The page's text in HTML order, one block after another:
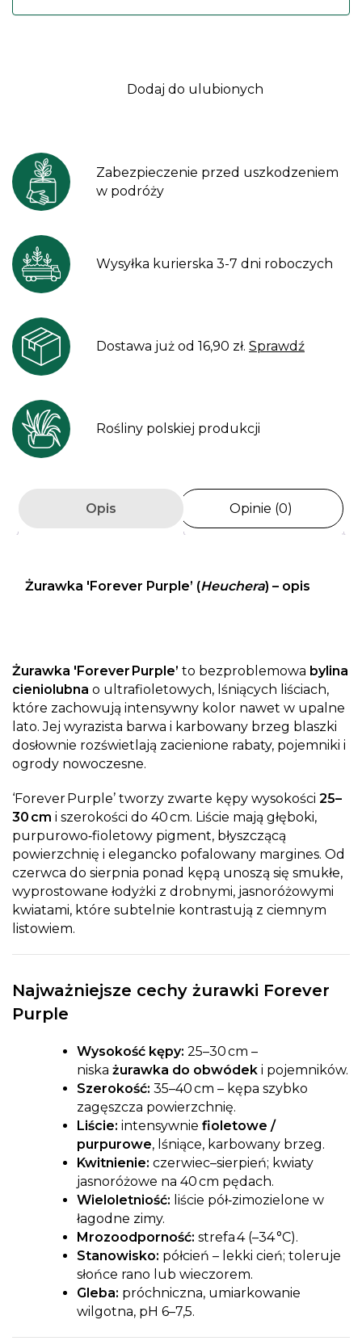
Dodaj do ulubionych
Zabezpieczenie przed uszkodzeniem
w podróży
Wysyłka kurierska 3-7 dni roboczych
Dostawa już od 16,90 zł. Sprawdź
Rośliny polskiej produkcji
Opis Opinie (0)
Żurawka 'Forever Purple’ (Heuchera) – opis
Żurawka 'Forever Purple’ to bezproblemowa bylina
cieniolubna o ultrafioletowych, lśniących liściach,
które zachowują intensywny kolor nawet w upalne
lato. Jej wyrazista barwa i karbowany brzeg blaszki
dosłownie rozświetlają zacienione rabaty, pojemniki i
ogrody nowoczesne.
‘Forever Purple’ tworzy zwarte kępy wysokości 25–
30 cm i szerokości do 40 cm. Liście mają głęboki,
purpurowo‑fioletowy pigment, błyszczącą
powierzchnię i elegancko pofalowany margines. Od
czerwca do sierpnia ponad kępą unoszą się smukłe,
wyprostowane łodyżki z drobnymi, jasnoróżowymi
kwiatami, które subtelnie kontrastują z ciemnym
listowiem.
Najważniejsze cechy żurawki Forever
Purple
Wysokość kępy: 25–30 cm –
niska żurawka do obwódek i pojemników.
Szerokość: 35–40 cm – kępa szybko
zagęszcza powierzchnię.
Liście: intensywnie fioletowe /
purpurowe, lśniące, karbowany brzeg.
Kwitnienie: czerwiec–sierpień; kwiaty
jasnoróżowe na 40 cm pędach.
Wieloletniość: liście pół‑zimozielone w
łagodne zimy.
Mrozoodporność: strefa 4 (–34 °C).
Stanowisko: półcień – lekki cień; toleruje
słońce rano lub wieczorem.
Gleba: próchniczna, umiarkowanie
wilgotna, pH 6–7,5.